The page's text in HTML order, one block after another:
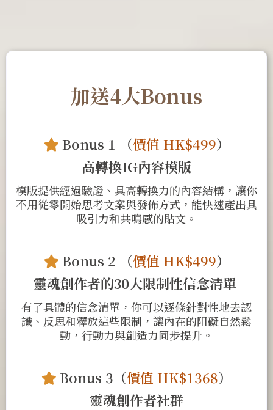
加送4大Bonus
Bonus 1 （價值 HK$499）
高轉換IG內容模版
模版提供經過驗證、具高轉換力的內容結構，讓你
不用從零開始思考文案與發佈方式，能快速產出具
吸引力和共鳴感的貼文。
Bonus 2 （價值 HK$499）
靈魂創作者的30大限制性信念清單
有了具體的信念清單，你可以逐條針對性地去認
識、反思和釋放這些限制，讓內在的阻礙自然鬆
動，行動力與創造力同步提升。
Bonus 3（價值 HK$1368）
靈魂創作者社群